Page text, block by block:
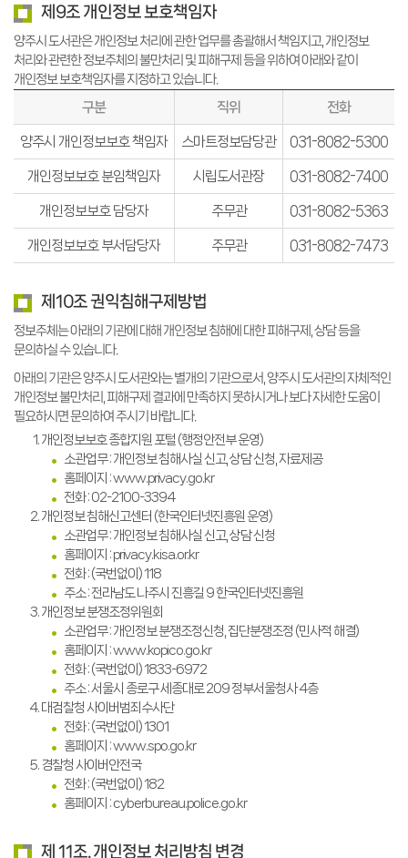
제9조 개인정보 보호책임자
양주시 도서관은 개인정보 처리에 관한 업무를 총괄해서 책임지고, 개인정보
처리와 관련한 정보주체의 불만처리 및 피해구제 등을 위하여 아래와 같이
개인정보 보호책임자를 지정하고 있습니다.
구분 직위 전화
양주시 개인정보보호 책임자 스마트정보담당관 031-8082-5300
개인정보보호 분임책임자 시립도서관장 031-8082-7400
개인정보보호 담당자 주무관 031-8082-5363
개인정보보호 부서담당자 주무관 031-8082-7473
제10조 권익침해구제방법
정보주체는 아래의 기관에 대해 개인정보 침해에 대한 피해구제, 상담 등을
문의하실 수 있습니다.
아래의 기관은 양주시 도서관와는 별개의 기관으로서, 양주시 도서관의 자체적인
개인정보 불만처리, 피해구제 결과에 만족하지 못하시거나 보다 자세한 도움이
필요하시면 문의하여 주시기 바랍니다.
개인정보보호 종합지원 포털 (행정안전부 운영)
소관업무 : 개인정보 침해사실 신고, 상담 신청, 자료제공
홈페이지 : www.privacy.go.kr
전화 : 02-2100-3394
개인정보 침해신고센터 (한국인터넷진흥원 운영)
소관업무 : 개인정보 침해사실 신고, 상담 신청
홈페이지 :privacy.kisa.or.kr
전화 : (국번없이) 118
주소 : 전라남도 나주시 진흥길 9 한국인터넷진흥원
개인정보 분쟁조정위원회
소관업무 : 개인정보 분쟁조정신청, 집단분쟁조정 (민사적 해결)
홈페이지 :www.kopico.go.kr
전화 : (국번없이) 1833-6972
주소 : 서울시 종로구 세종대로 209 정부서울청사 4층
대검찰청 사이버범죄수사단
전화 : (국번없이) 1301
홈페이지 :www.spo.go.kr
경찰청 사이버안전국
전화 : (국번없이) 182
홈페이지 :cyberbureau.police.go.kr
제 11조. 개인정보 처리방침 변경